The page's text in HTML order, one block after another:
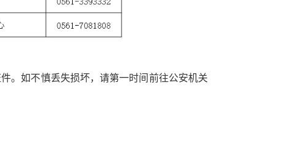
。如不慎丢失损坏，请第一时间前往公安机关